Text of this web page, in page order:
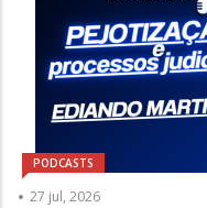
PODCASTS
27 jul, 2026
Articulista